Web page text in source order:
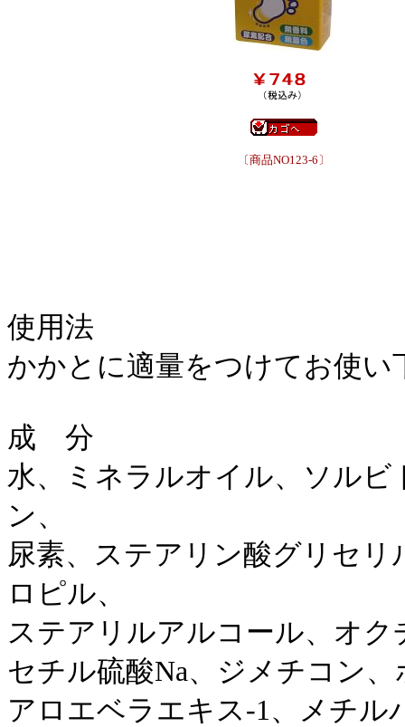
〔商品NO123-6〕
使用法
かかとに適量をつけてお使い
成 分
水、ミネラルオイル、ソル
ン、
尿素、ステアリン酸グリセ
ロピル、
ステアリルアルコール、オ
セチル硫酸Na、ジメチコン
アロエベラエキス-1、メチル